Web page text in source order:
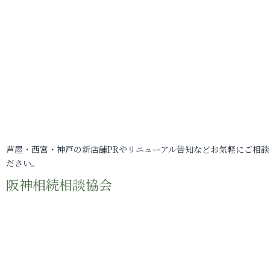
芦屋・西宮・神戸の新店舗PRやリニューアル告知などお気軽にご相
ださい。
阪神相続相談協会